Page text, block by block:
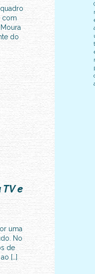
com
do
e
uma
No
de
[…]